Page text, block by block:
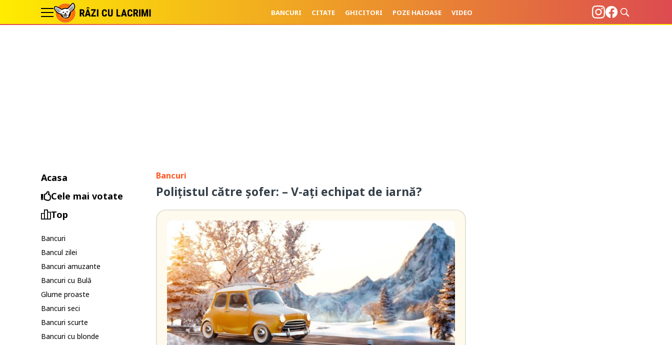
BANCURI CITATE GHICITORI POZE HAIOASE VIDEO
Acasa
Cele mai votate
Top
Bancuri
Bancul zilei
Bancuri amuzante
Bancuri cu Bulă
Glume proaste
Bancuri seci
Bancuri scurte
Bancuri cu blonde
Bancuri
Polițistul către șofer: – V-ați echipat de iarnă?